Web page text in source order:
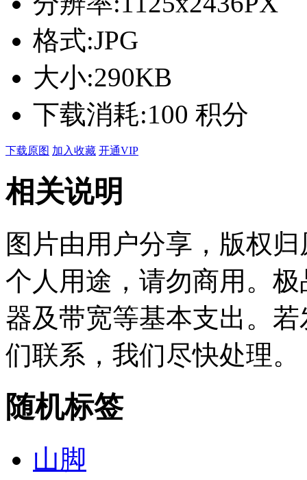
格式:JPG
大小:290KB
下载消耗:100 积分
下载原图 加入收藏 开通VIP
相关说明
图片由用户分享，版权
个人用途，请勿商用。
器及带宽等基本支出。
们联系，我们尽快处理。
随机标签
山脚